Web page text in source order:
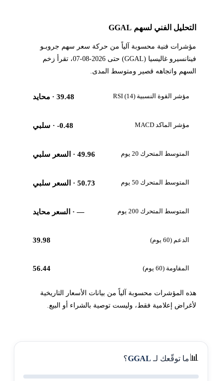
التحليل الفني لسهم GGAL
مؤشرات فنية محسوبة آلياً من حركة سعر سهم جروبـو
فينانسيرو غاليسيا (GGAL) حتى 2026-08-07، تقرأ زخم
السهم واتجاهه قصير ومتوسط المدى.
مؤشر القوة النسبية RSI (14) 39.48· محايد
مؤشر الماكد MACD -0.48· سلبي
المتوسط المتحرك 20 يوم 49.96· السعر سلبي
المتوسط المتحرك 50 يوم 50.73· السعر سلبي
المتوسط المتحرك 200 يوم —· السعر محايد
الدعم (60 يوم) 39.98
المقاومة (60 يوم) 56.44
هذه المؤشرات محسوبة آلياً من بيانات الأسعار التاريخية
لأغراض إعلامية فقط، وليست توصية بالشراء أو البيع.
📊ما توقّعك لـGGAL؟